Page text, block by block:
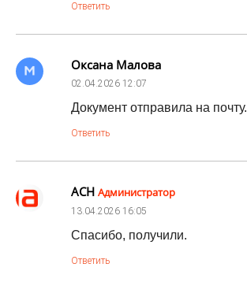
Ответить
Оксана Малова
02.04.2026 12:07
Документ отправила на почту.
Ответить
АСН Администратор
13.04.2026 16:05
Спасибо, получили.
Ответить